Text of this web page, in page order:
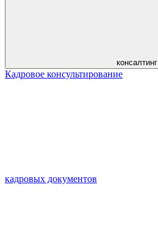
консалтинг
Кадровое консультирование
кадровых документов